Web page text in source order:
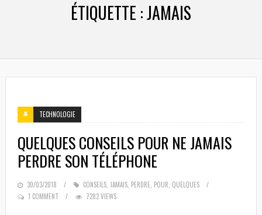
ÉTIQUETTE :JAMAIS
TECHNOLOGIE
QUELQUES CONSEILS POUR NE JAMAIS
PERDRE SON TÉLÉPHONE
POSTED
ON
30/03/2018 CONSEILS, JAMAIS, PERDRE POUR QUELQUES
1 COMMENT
7282 VIEWS